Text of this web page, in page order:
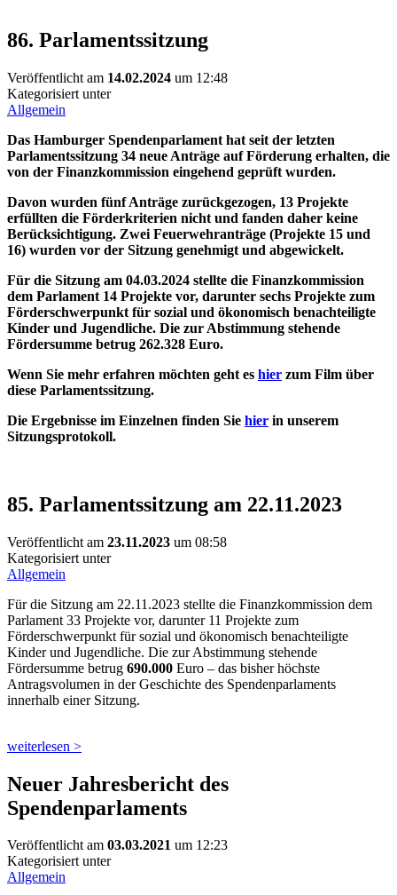
86. Parlamentssitzung
Veröffentlicht am 14.02.2024 um 12:48
Kategorisiert unter
Allgemein
Das Hamburger Spendenparlament hat seit der letzten
Parlamentssitzung 34 neue Anträge auf Förderung erhalten, die
von der Finanzkommission eingehend geprüft wurden.
Davon wurden fünf Anträge zurückgezogen, 13 Projekte
erfüllten die Förderkriterien nicht und fanden daher keine
Berücksichtigung. Zwei Feuerwehranträge (Projekte 15 und
16) wurden vor der Sitzung genehmigt und abgewickelt.
Für die Sitzung am 04.03.2024 stellte die Finanzkommission
dem Parlament 14 Projekte vor, darunter sechs Projekte zum
Förderschwerpunkt für sozial und ökonomisch benachteiligte
Kinder und Jugendliche. Die zur Abstimmung stehende
Fördersumme betrug 262.328 Euro.
Wenn Sie mehr erfahren möchten geht es hier zum Film über
diese Parlamentssitzung.
Die Ergebnisse im Einzelnen finden Sie hier in unserem
Sitzungsprotokoll.
85. Parlamentssitzung am 22.11.2023
Veröffentlicht am 23.11.2023 um 08:58
Kategorisiert unter
Allgemein
Für die Sitzung am 22.11.2023 stellte die Finanzkommission dem
Parlament 33 Projekte vor, darunter 11 Projekte zum
Förderschwerpunkt für sozial und ökonomisch benachteiligte
Kinder und Jugendliche. Die zur Abstimmung stehende
Fördersumme betrug 690.000 Euro – das bisher höchste
Antragsvolumen in der Geschichte des Spendenparlaments
innerhalb einer Sitzung.
weiterlesen >
Neuer Jahresbericht des
Spendenparlaments
Veröffentlicht am 03.03.2021 um 12:23
Kategorisiert unter
Allgemein